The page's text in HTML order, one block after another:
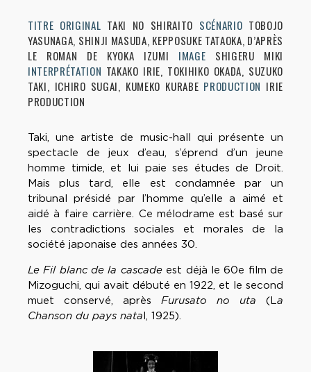
TITRE ORIGINAL TAKI NO SHIRAITO SCÉNARIO TOBOJO
YASUNAGA, SHINJI MASUDA, KEPPOSUKE TATAOKA, D’APRÈS
LE ROMAN DE KYOKA IZUMI IMAGE SHIGERU MIKI
INTERPRÉTATION TAKAKO IRIE, TOKIHIKO OKADA, SUZUKO
TAKI, ICHIRO SUGAI, KUMEKO KURABE PRODUCTION IRIE
PRODUCTION
Taki, une artiste de music-hall qui présente un
spectacle de jeux d’eau, s’éprend d’un jeune
homme timide, et lui paie ses études de Droit.
Mais plus tard, elle est condamnée par un
tribunal présidé par l’homme qu’elle a aimé et
aidé à faire carrière. Ce mélodrame est basé sur
les contradictions sociales et morales de la
société japonaise des années 30.
Le Fil blanc de la cascadeest déjà le 60e film de
Mizoguchi, qui avait débuté en 1922, et le second
muet conservé, après Furusato no uta (La
Chanson du pays nata l, 1925).